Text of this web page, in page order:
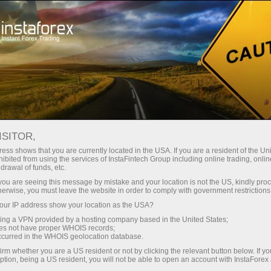
Sobre a InstaForex Estrelas da InstaForex
A man is known by the
company he keeps!
E estamos prontos para falar sobre a empresa
que mantemos. Nossos amigos podem parecer
completamente diferentes, mas eles têm uma
coisa em comum: eles se esforçam para seguir
em frente! Depois de alcançar grandes
resultados em suas vidas, eles não pararam
shows that you are currently located in the USA. If you are a resident of the
from using the services of InstaFintech Group including online trading,
of funds, etc.
are seeing this message by mistake and your location is not the US, kindly
you must leave the website in order to comply with government
IP address show your location as the USA?
a VPN provided by a hosting company based in the United States;
not have proper WHOIS records;
in the WHOIS geolocation database.
whether you are a US resident or not by clicking the relevant button below. If
being a US resident, you will not be able to open an account with InstaForex